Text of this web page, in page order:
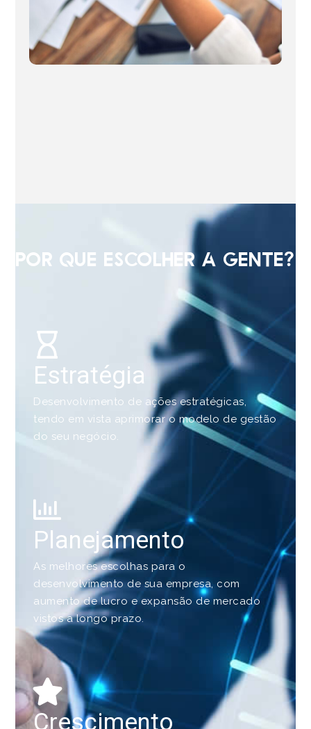
Por que escolher a gente?
Estratégia
Desenvolvimento de ações estratégicas,
tendo em vista aprimorar o modelo de gestão
do seu negócio.
Planejamento
As melhores escolhas para o
desenvolvimento de sua empresa, com
aumento de lucro e expansão de mercado
vistos a longo prazo.
Crescimento